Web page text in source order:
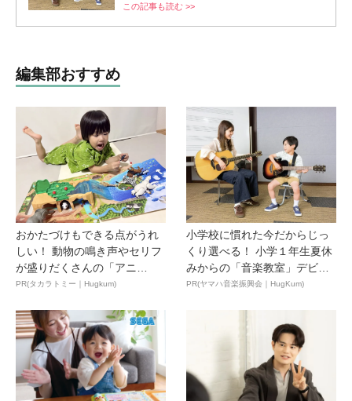
この記事も読む >>
編集部おすすめ
おかたづけもできる点がうれ
しい！ 動物の鳴き声やセリフ
が盛りだくさんの「アニ
ア ...
PR(タカラトミー｜Hugkum)
小学校に慣れた今だからじっ
くり選べる！ 小学１年生夏休
みからの「音楽教室」デビ
ュ...
PR(ヤマハ音楽振興会｜HugKum)